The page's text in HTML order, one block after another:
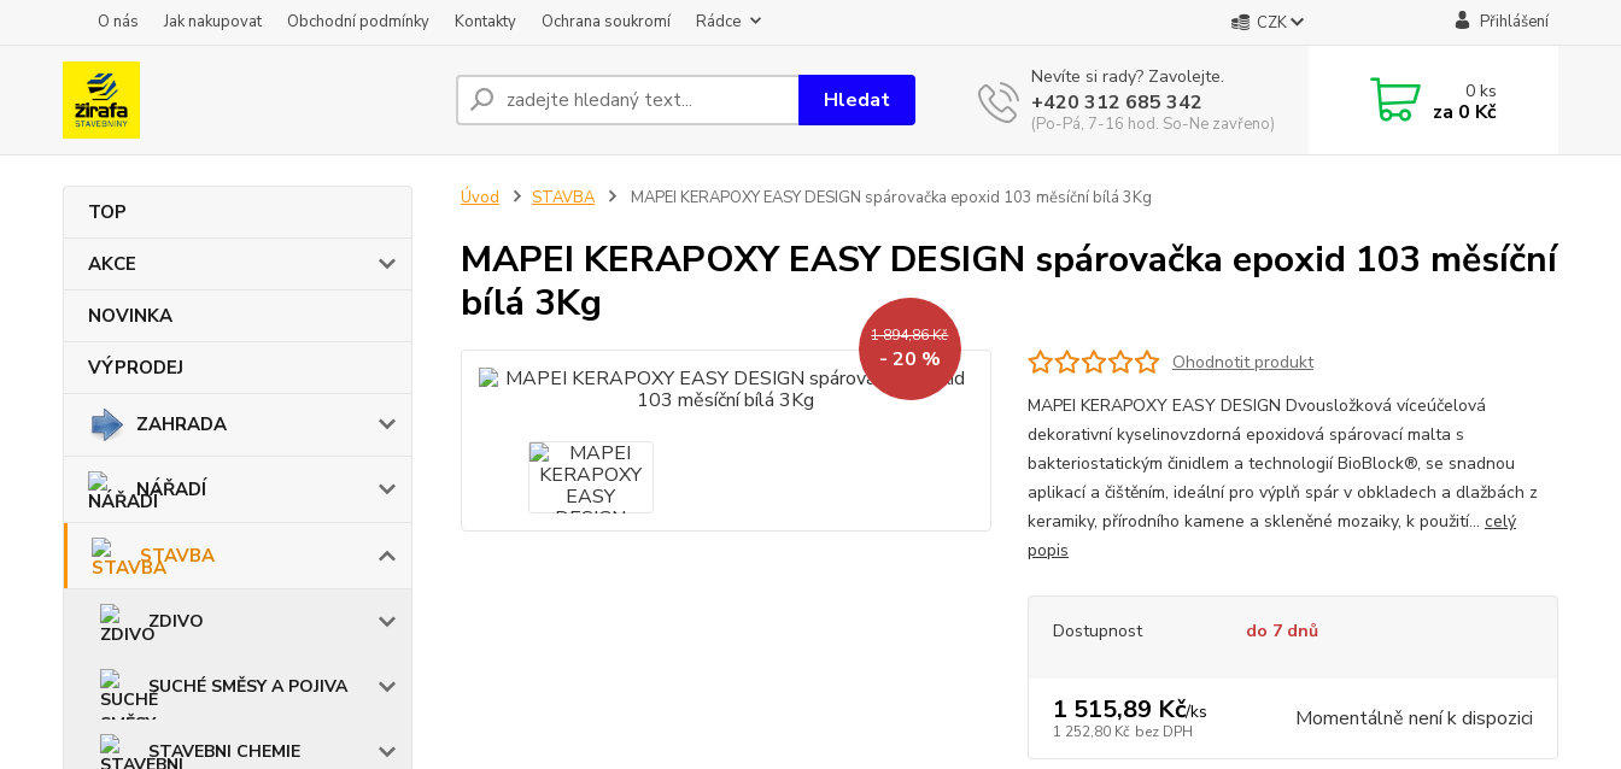
O nás Jak nakupovat Obchodní podmínky Kontakty Ochrana soukromí Rádce CZK Přihlášení
Hledat
Nevíte si rady? Zavolejte.
+420 312 685 342
(Po-Pá, 7-16 hod. So-Ne zavřeno)
0ks
za 0 Kč
TOP
AKCE
NOVINKA
VÝPRODEJ
ZAHRADA
NÁŘADÍ
STAVBA
ZDIVO
SUCHÉ SMĚSY A POJIVA
STAVEBNI CHEMIE
Úvod STAVBA MAPEI KERAPOXY EASY DESIGN spárovačka epoxid 103 měsíční bílá 3Kg
MAPEI KERAPOXY EASY DESIGN spárovačka epoxid 103 měsíční
bílá 3Kg
1 894,86 Kč
- 20 %
Ohodnotit produkt
MAPEI KERAPOXY EASY DESIGN Dvousložková víceúčelová
dekorativní kyselinovzdorná epoxidová spárovací malta s
bakteriostatickým činidlem a technologií BioBlock®, se snadnou
aplikací a čištěním, ideální pro výplň spár v obkladech a dlažbách z
keramiky, přírodního kamene a skleněné mozaiky, k použití... celý
popis
Dostupnost do 7 dnů
1 515,89 Kč/ks
1 252,80 Kč bez DPH Momentálně není k dispozici